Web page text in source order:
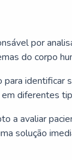
por
do corpo
identificar
diferentes
a avaliar
solução